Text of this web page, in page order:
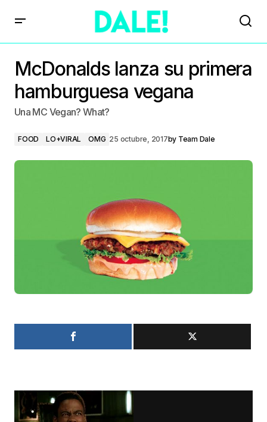
McDonalds lanza su primera
hamburguesa vegana
Una MC Vegan? What?
FOOD LO+VIRAL OMG 25 octubre, 2017by Team Dale